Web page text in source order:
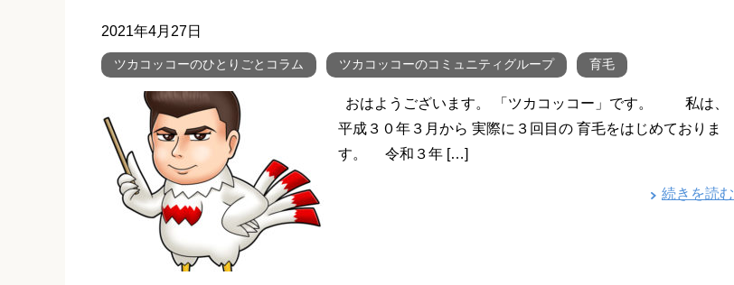
2021年4月27日
ツカコッコーのひとりごとコラム ツカコッコーのコミュニティグループ 育毛
おはようございます。 「ツカコッコー」です。 私は、
平成３０年３月から 実際に３回目の 育毛をはじめておりま
す。 令和３年 […]
続きを読む